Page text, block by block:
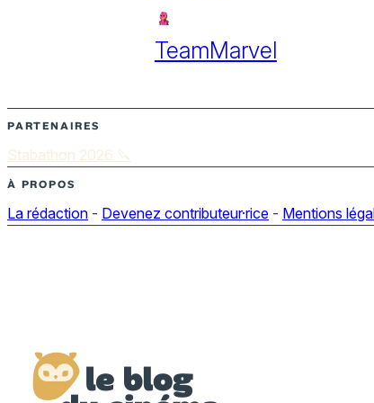
TeamMarvel
PARTENAIRES
Stabathon 2026 🔪
À PROPOS
La rédaction - Devenez contributeur·rice - Mentions